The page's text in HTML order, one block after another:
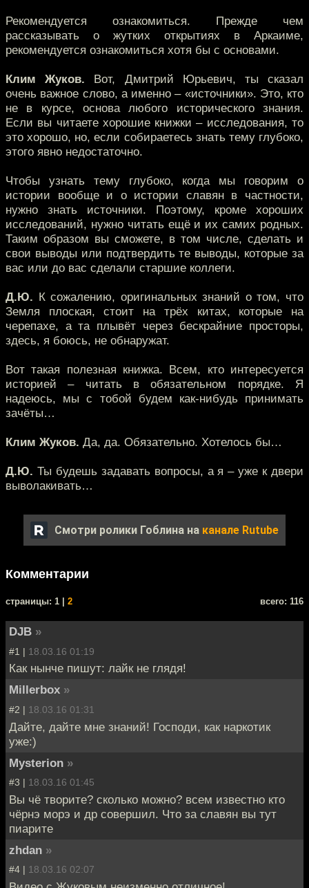
Рекомендуется ознакомиться. Прежде чем
рассказывать о жутких открытиях в Аркаиме,
рекомендуется ознакомиться хотя бы с основами.
Клим Жуков. Вот, Дмитрий Юрьевич, ты сказал
очень важное слово, а именно – «источники». Это, кто
не в курсе, основа любого исторического знания.
Если вы читаете хорошие книжки – исследования, то
это хорошо, но, если собираетесь знать тему глубоко,
этого явно недостаточно.
Чтобы узнать тему глубоко, когда мы говорим о
истории вообще и о истории славян в частности,
нужно знать источники. Поэтому, кроме хороших
исследований, нужно читать ещё и их самих родных.
Таким образом вы сможете, в том числе, сделать и
свои выводы или подтвердить те выводы, которые за
вас или до вас сделали старшие коллеги.
Д.Ю. К сожалению, оригинальных знаний о том, что
Земля плоская, стоит на трёх китах, которые на
черепахе, а та плывёт через бескрайние просторы,
здесь, я боюсь, не обнаружат.
Вот такая полезная книжка. Всем, кто интересуется
историей – читать в обязательном порядке. Я
надеюсь, мы с тобой будем как-нибудь принимать
зачёты…
Клим Жуков. Да, да. Обязательно. Хотелось бы…
Д.Ю. Ты будешь задавать вопросы, а я – уже к двери
выволакивать…
Смотри ролики Гоблина на канале Rutube
Комментарии
cтраницы: 1 | 2 всего: 116
DJB »
#1 | 18.03.16 01:19
Как нынче пишут: лайк не глядя!
Millerbox »
#2 | 18.03.16 01:31
Дайте, дайте мне знаний! Господи, как наркотик
уже:)
Mysterion »
#3 | 18.03.16 01:45
Вы чё творите? сколько можно? всем известно кто
чёрнэ морэ и др совершил. Что за славян вы тут
пиарите
zhdan »
#4 | 18.03.16 02:07